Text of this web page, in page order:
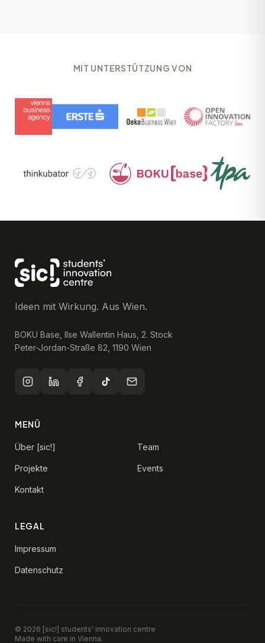
MIT UNTERSTÜTZUNG VON
Ideen mit Wirkung. Aus Wien.
BOKU Base, Ilse Wallentin Haus, 2. Stock
Peter-Jordan-Straße 82, 1190 Wien
MENÜ
Über [sic!] Team
Projekte Events
Kontakt
LEGAL
Impressum
Datenschutz
© 2026 [sic!] students' innovation centre
Made with care in Vienna.